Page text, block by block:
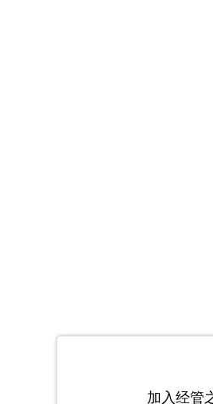
加入经管